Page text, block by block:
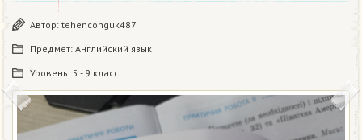
Автор: tehenconguk487
Предмет: Английский язык
Уровень: 5 - 9 класс